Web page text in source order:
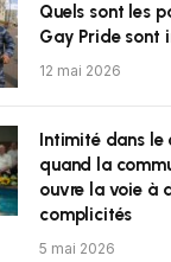
Quels sont les
Gay Pride sont
12 mai 2026
Intimité dans le
quand la
ouvre la voie à
complicités
5 mai 2026